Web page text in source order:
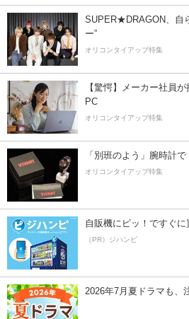
SUPER★DRAGON、自
ー”
オリコンタイアップ特集
【驚愕】メーカー社員
PC
オリコンタイアップ特集
「別班のよう」腕時計
オリコンタイアップ特集
自販機にピッ！ですぐに
（PR）ジハンピ
2026年7月夏ドラマも、